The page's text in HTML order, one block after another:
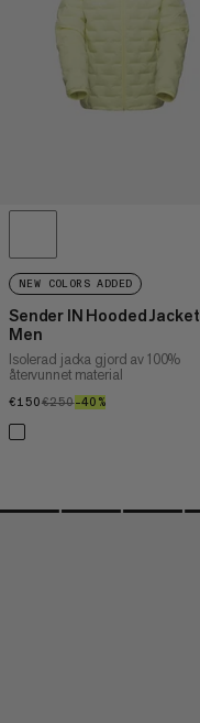
NEW COLORS ADDED
Sender IN Hooded Jacket
Men
Isolerad jacka gjord av 100%
återvunnet material
€150€150
€250€250
–40%